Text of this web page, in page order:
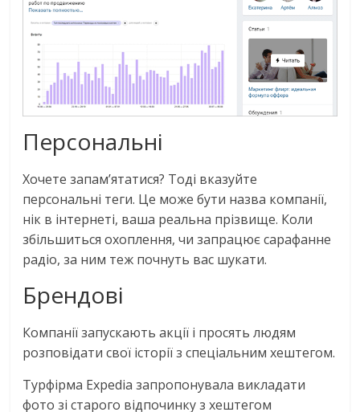
Персональні
Хочете запам’ятатися? Тоді вказуйте
персональні теги. Це може бути назва компанії,
нік в інтернеті, ваша реальна прізвище. Коли
збільшиться охоплення, чи запрацює сарафанне
радіо, за ним теж почнуть вас шукати.
Брендові
Компанії запускають акції і просять людям
розповідати свої історії з спеціальним хештегом.
Турфірма Expedia запропонувала викладати
фото зі старого відпочинку з хештегом